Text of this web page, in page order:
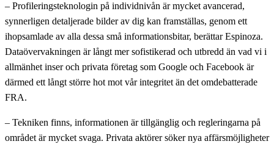
– Profileringsteknologin på individnivån är mycket avancerad,
synnerligen detaljerade bilder av dig kan framställas, genom ett
ihopsamlade av alla dessa små informationsbitar, berättar Espinoza.
Dataövervakningen är långt mer sofistikerad och utbredd än vad vi i
allmänhet inser och privata företag som Google och Facebook är
därmed ett långt större hot mot vår integritet än det omdebatterade
FRA.
– Tekniken finns, informationen är tillgänglig och regleringarna på
området är mycket svaga. Privata aktörer söker nya affärsmöjligheter